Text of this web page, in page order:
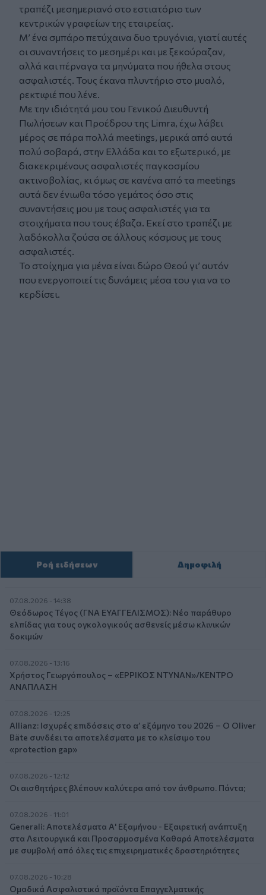
τραπέζι μεσημεριανό στο εστιατόριο των
κεντρικών γραφείων της εταιρείας.
Μ’ ένα σμπάρο πετύχαινα δυο τρυγόνια, γιατί αυτές
οι συναντήσεις το μεσημέρι και με ξεκούραζαν,
αλλά και πέρναγα τα μηνύματα που ήθελα στους
ασφαλιστές. Τους έκανα πλυντήριο στο μυαλό,
ρεκτιφιέ που λένε.
Με την ιδιότητά μου του Γενικού Διευθυντή
Πωλήσεων και Προέδρου της Limra, έχω λάβει
μέρος σε πάρα πολλά meetings, μερικά από αυτά
πολύ σοβαρά, στην Ελλάδα και το εξωτερικό, με
διακεκριμένους ασφαλιστές παγκοσμίου
ακτινοβολίας, κι όμως σε κανένα από τα meetings
αυτά δεν ένιωθα τόσο γεμάτος όσο στις
συναντήσεις μου με τους ασφαλιστές για τα
στοιχήματα που τους έβαζα. Εκεί στο τραπέζι με
λαδόκολλα ζούσα σε άλλους κόσμους με τους
ασφαλιστές.
Το στοίχημα για μένα είναι δώρο Θεού γι’ αυτόν
που ενεργοποιεί τις δυνάμεις μέσα του για να το
κερδίσει.
Ροή ειδήσεων Δημοφιλή
07.08.2026 - 14:38
Θεόδωρος Τέγος (ΓΝΑ ΕΥΑΓΓΕΛΙΣΜΟΣ): Νέο παράθυρο
ελπίδας για τους ογκολογικούς ασθενείς μέσω κλινικών
δοκιμών
07.08.2026 - 13:16
Χρήστος Γεωργόπουλος – «ΕΡΡΙΚΟΣ ΝΤΥΝΑΝ»/ΚΕΝΤΡΟ
ΑΝΑΠΛΑΣΗ
07.08.2026 - 12:25
Allianz: Ισχυρές επιδόσεις στο α’ εξάμηνο του 2026 – Ο Oliver
Bäte συνδέει τα αποτελέσματα με το κλείσιμο του
«protection gap»
07.08.2026 - 12:12
Οι αισθητήρες βλέπουν καλύτερα από τον άνθρωπο. Πάντα;
07.08.2026 - 11:01
Generali: Αποτελέσματα Α' Εξαμήνου - Εξαιρετική ανάπτυξη
στα Λειτουργικά και Προσαρμοσμένα Καθαρά Αποτελέσματα
με συμβολή από όλες τις επιχειρηματικές δραστηριότητες
07.08.2026 - 10:28
Ομαδικά Ασφαλιστικά προϊόντα Επαγγελματικής